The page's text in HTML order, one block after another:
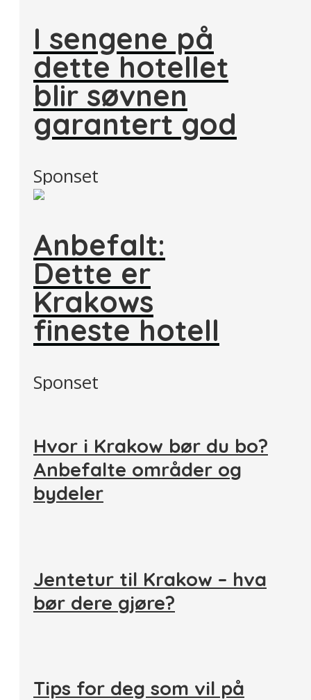
I sengene på
dette hotellet
blir søvnen
garantert god
Sponset
Anbefalt:
Dette er
Krakows
fineste hotell
Sponset
Hvor i Krakow bør du bo?
Anbefalte områder og
bydeler
Jentetur til Krakow – hva
bør dere gjøre?
Tips for deg som vil på